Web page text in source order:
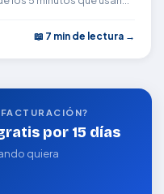
📖 7 min de lectura →
por 15 días
quiera